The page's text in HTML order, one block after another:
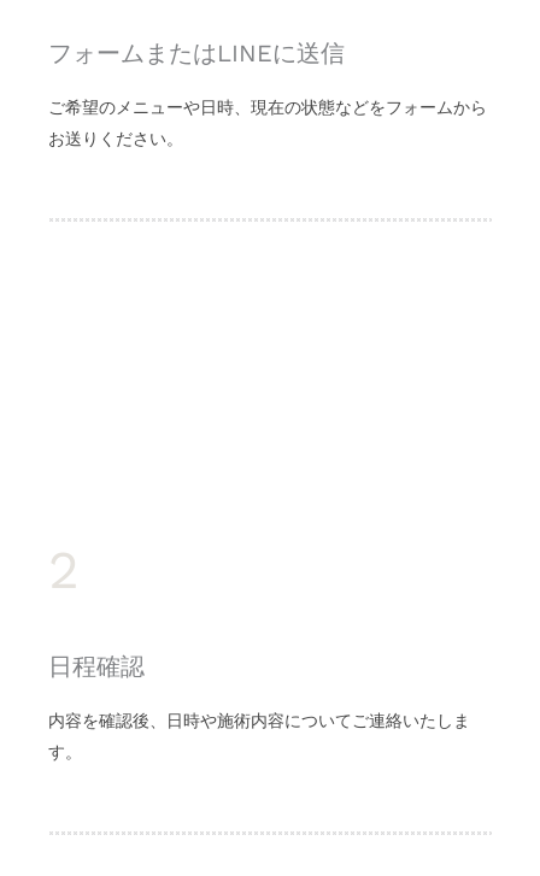
フォームまたはLINEに送信
ご希望のメニューや日時、現在の状態などをフォームから
お送りください。
2
日程確認
内容を確認後、日時や施術内容についてご連絡いたしま
す。